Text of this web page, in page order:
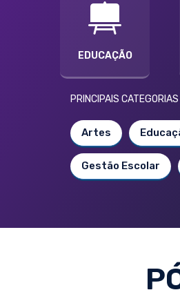
EDUCAÇÃO
PRINCIPAIS CATEGORIAS
Artes
Gestão Escolar